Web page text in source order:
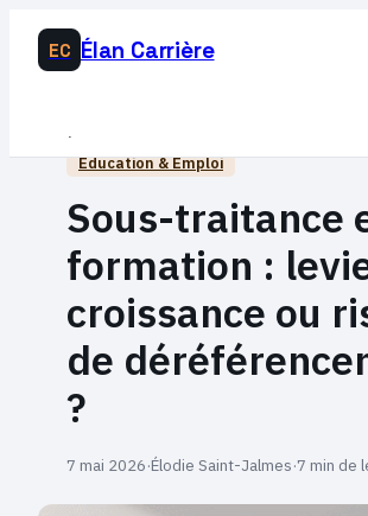
EC Élan Carrière
Business
Éducation & Emploi
Éducation & Emploi
Sous-traitance
formation :
croissance ou
de
?
7 mai 2026·Élodie Saint-Jalmes·7 min de